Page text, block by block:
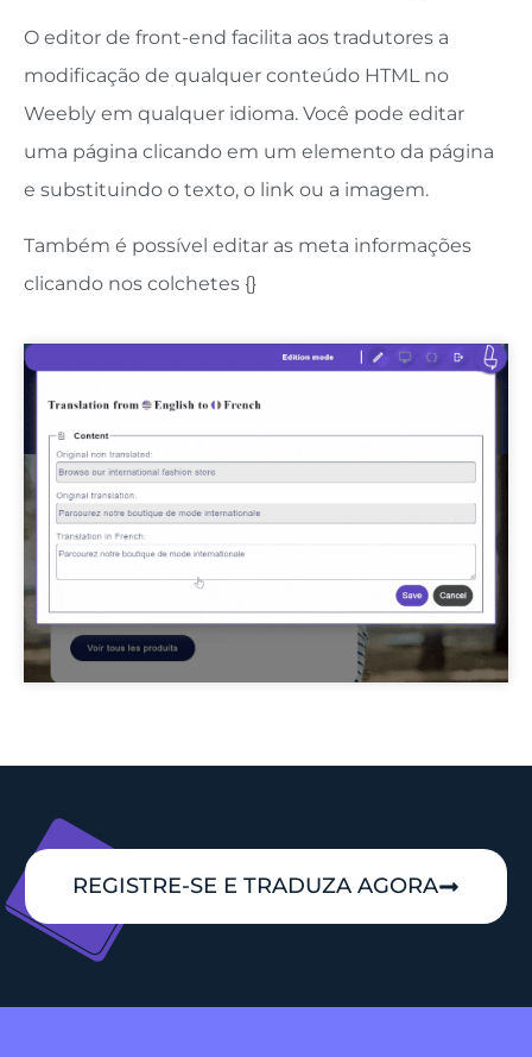
O editor de front-end facilita aos tradutores a
modificação de qualquer conteúdo HTML no
Weebly em qualquer idioma. Você pode editar
uma página clicando em um elemento da página
e substituindo o texto, o link ou a imagem.
Também é possível editar as meta informações
clicando nos colchetes {}
REGISTRE-SE E TRADUZA AGORA